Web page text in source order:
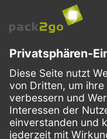
VERSANDARTEN
FacebookInstagramLinkedIn